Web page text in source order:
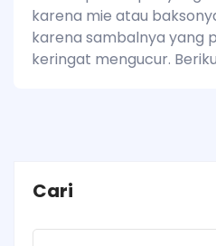
karena mie atau
karena sambalnya yang
keringat mengucur.
Cari